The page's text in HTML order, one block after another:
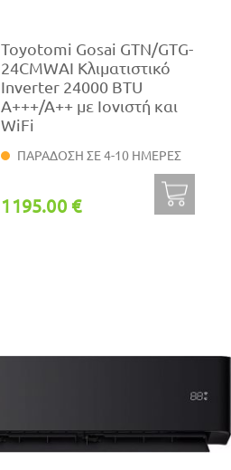
Toyotomi Gosai GTN/GTG-
24CMWAI Κλιματιστικό
Inverter 24000 BTU
A+++/A++ με Ιονιστή και
WiFi
ΠΑΡΑΔΟΣΗ ΣΕ 4-10 ΗΜΕΡΕΣ
1195.00 €